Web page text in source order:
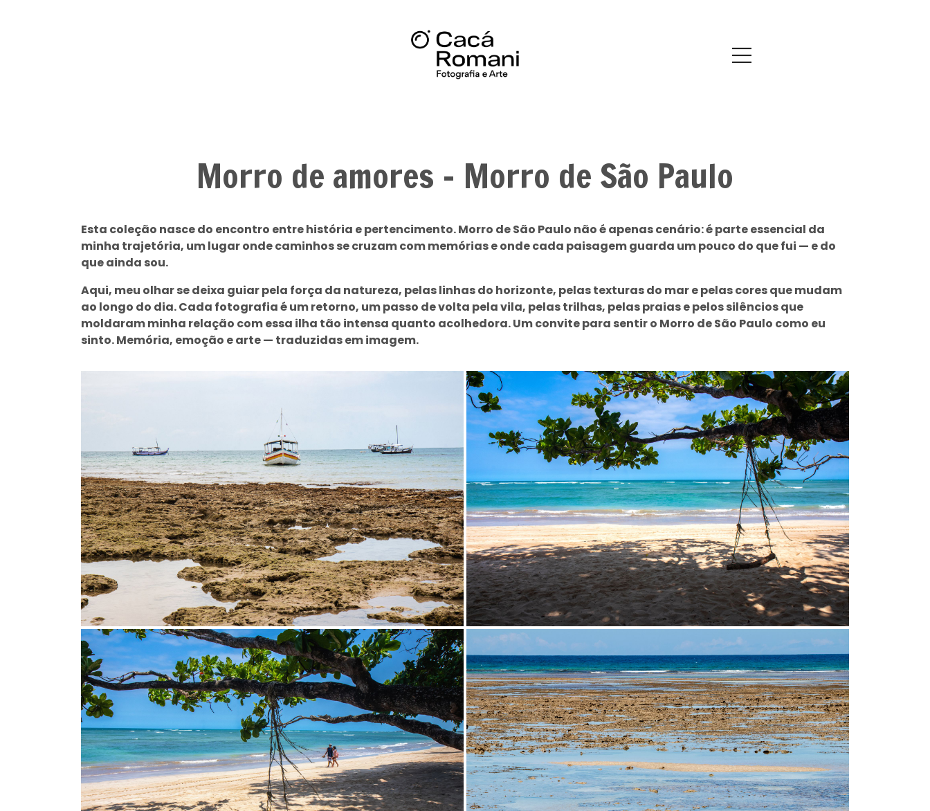
Morro de amores - Morro de São Paulo
Esta coleção nasce do encontro entre história e pertencimento. Morro de São Paulo não é apenas cenário: é parte essencial da
minha trajetória, um lugar onde caminhos se cruzam com memórias e onde cada paisagem guarda um pouco do que fui — e do
que ainda sou.
Aqui, meu olhar se deixa guiar pela força da natureza, pelas linhas do horizonte, pelas texturas do mar e pelas cores que mudam
ao longo do dia. Cada fotografia é um retorno, um passo de volta pela vila, pelas trilhas, pelas praias e pelos silêncios que
moldaram minha relação com essa ilha tão intensa quanto acolhedora. Um convite para sentir o Morro de São Paulo como eu
sinto. Memória, emoção e arte — traduzidas em imagem.